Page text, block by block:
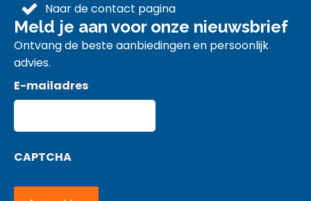
Naar de contact pagina
Meld je aan voor onze nieuwsbrief
Ontvang de beste aanbiedingen en persoonlijk
advies.
E-mailadres
CAPTCHA